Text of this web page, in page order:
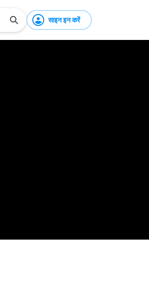
साइन इन करें